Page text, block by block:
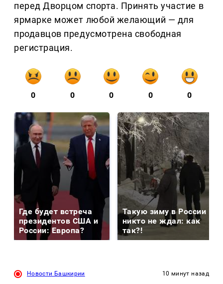
перед Дворцом спорта. Принять участие в
ярмарке может любой желающий — для
продавцов предусмотрена свободная
регистрация.
0 0 0 0 0
Где будет встреча
президентов США и
России: Европа?
Такую зиму в России
никто не ждал: как
так?!
Новости Башкирии 10 минут назад